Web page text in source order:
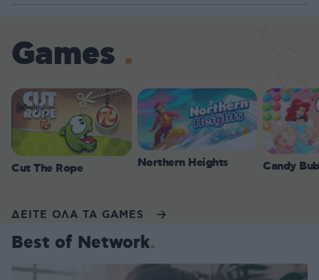
Games
Cut The Rope Northern Heights Candy
ΔΕΙΤΕ ΟΛΑ ΤΑ GAMES
Best of Network